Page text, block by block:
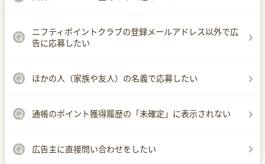
ニフティポイントクラブの登録メールアドレス以外で広
告に応募したい
ほかの人（家族や友人）の名義で応募したい
通帳のポイント獲得履歴の「未確定」に表示されない
広告主に直接問い合わせをしたい